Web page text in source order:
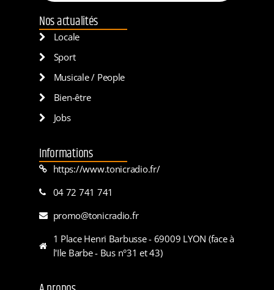
Nos actualités
Locale
Sport
Musicale / People
Bien-être
Jobs
Informations
https://www.tonicradio.fr/
04 72 741 741
promo@tonicradio.fr
1 Place Henri Barbusse - 69009 LYON (face à
l'Ile Barbe - Bus n°31 et 43)